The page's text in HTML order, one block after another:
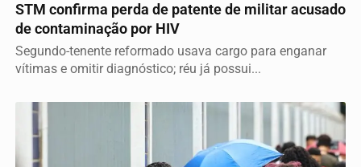
STM confirma perda de patente de militar acusado
de contaminação por HIV
Segundo-tenente reformado usava cargo para enganar
vítimas e omitir diagnóstico; réu já possui...